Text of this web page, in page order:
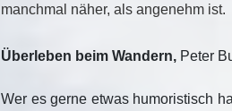
manchmal näher, als angenehm ist.
Überleben beim Wandern, Peter
Wer es gerne etwas humoristisch